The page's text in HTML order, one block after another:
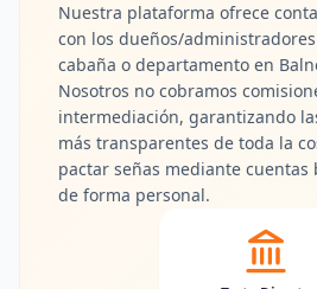
Nuestra plataforma ofrece
con los dueños/
cabaña o departamento en
Nosotros no cobramos
intermediación, garantizando
más transparentes de toda la
pactar señas mediante cuentas
de forma personal.